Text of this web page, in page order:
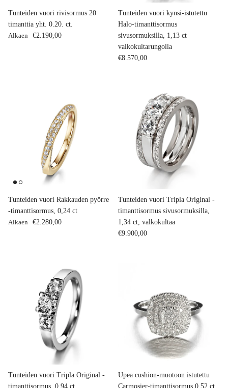
Tunteiden vuori rivisormus 20
timanttia yht. 0.20. ct.
Normaalihinta
Alkaen €2.190,00
Tunteiden vuori kynsi-istutettu
Halo-timanttisormus
sivusormuksilla, 1,13 ct
valkokultarungolla
Normaalihinta
€8.570,00
Tunteiden vuori Rakkauden pyörre
-timanttisormus, 0,24 ct
Normaalihinta
Alkaen €2.280,00
Tunteiden vuori Tripla Original -
timanttisormus sivusormuksilla,
1,34 ct, valkokultaa
Normaalihinta
€9.900,00
Tunteiden vuori Tripla Original -
timanttisormus, 0,94 ct,
Upea cushion-muotoon istutettu
Carmosier-timanttisormus 0,52 ct